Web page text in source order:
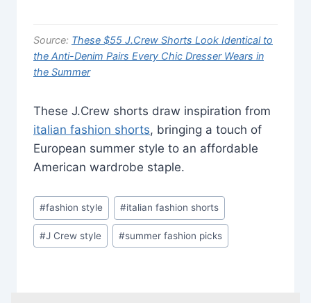
Source: These $55 J.Crew Shorts Look Identical to
the Anti-Denim Pairs Every Chic Dresser Wears in
the Summer
These J.Crew shorts draw inspiration from
italian fashion shorts, bringing a touch of
European summer style to an affordable
American wardrobe staple.
Post
Tags:
#fashion style #italian fashion shorts
#J Crew style #summer fashion picks